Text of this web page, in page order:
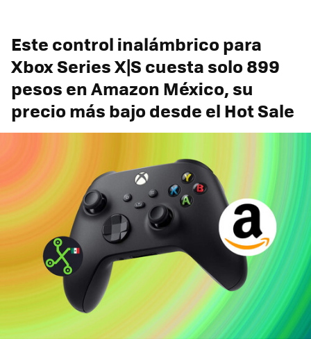
Este control inalámbrico para
Xbox Series X|S cuesta solo 899
pesos en Amazon México, su
precio más bajo desde el Hot Sale